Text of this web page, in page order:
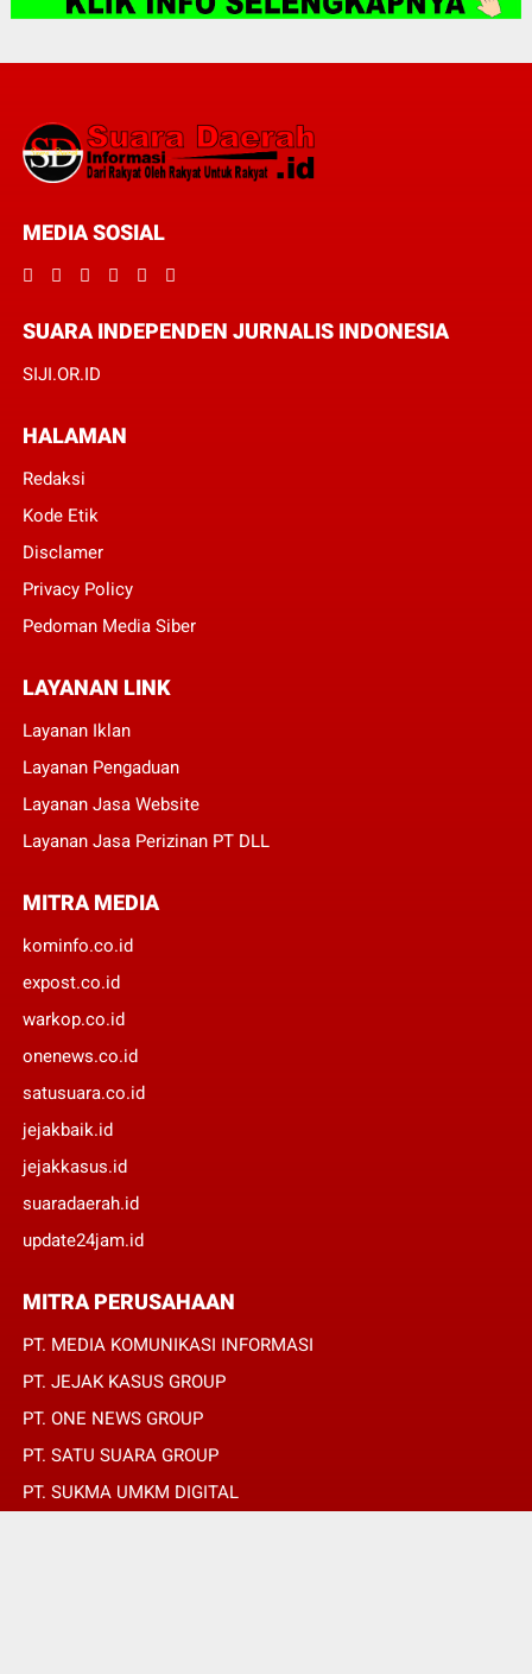
MEDIA SOSIAL
SUARA INDEPENDEN JURNALIS INDONESIA
SIJI.OR.ID
HALAMAN
Redaksi
Kode Etik
Disclamer
Privacy Policy
Pedoman Media Siber
LAYANAN LINK
Layanan Iklan
Layanan Pengaduan
Layanan Jasa Website
Layanan Jasa Perizinan PT DLL
MITRA MEDIA
kominfo.co.id
expost.co.id
warkop.co.id
onenews.co.id
satusuara.co.id
jejakbaik.id
jejakkasus.id
suaradaerah.id
update24jam.id
MITRA PERUSAHAAN
PT. MEDIA KOMUNIKASI INFORMASI
PT. JEJAK KASUS GROUP
PT. ONE NEWS GROUP
PT. SATU SUARA GROUP
PT. SUKMA UMKM DIGITAL